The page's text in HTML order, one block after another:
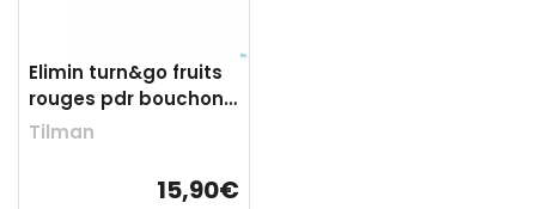
Elimin turn&go fruits
rouges pdr bouchons
7
Tilman
15,90€